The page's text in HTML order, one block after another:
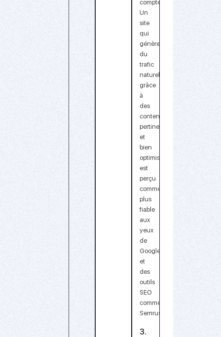
compte.
Un
site
qui
génère
du
trafic
naturel
grâce
à
des
contenus
pertinents
et
bien
optimisés
est
perçu
comme
plus
fiable
aux
yeux
de
Google
et
des
outils
SEO
comme
Semrush.
3.